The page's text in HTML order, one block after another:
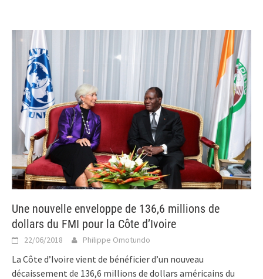
Une nouvelle enveloppe de 136,6 millions de
dollars du FMI pour la Côte d’Ivoire
22/06/2018 Philippe Omotundo
La Côte d’Ivoire vient de bénéficier d’un nouveau
décaissement de 136,6 millions de dollars américains du